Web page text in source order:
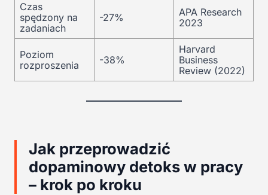
Czas
spędzony na
zadaniach
-27%
APA Research
2023
Poziom
rozproszenia
-38%
Harvard
Business
Review (2022)
Jak przeprowadzić
dopaminowy detoks w pracy
– krok po kroku